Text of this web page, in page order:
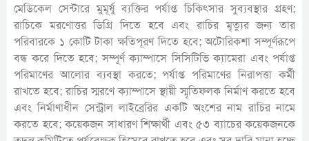
মেডিকেল সেন্টারে মুমূর্ষু ব্যক্তির পর্যাপ্ত চিকিৎসার সুব্যবস্থার গ্রহণ;
রাচিকে মরণোত্তর ডিগ্রি দিতে হবে এবং রাচির মৃত্যুর জন্য তার
পরিবারকে ১ কোটি টাকা ক্ষতিপূরণ দিতে হবে; অটোরিকশা সম্পূর্ণরূপে
বন্ধ করে দিতে হবে; সম্পূর্ণ ক্যাম্পাসে সিসিটিভি ক্যামেরা এবং পর্যাপ্ত
পরিমাণের আলোর ব্যবস্থা করতে; পর্যাপ্ত পরিমাণের নিরাপত্তা কর্মী
রাখতে হবে; রাচির স্মরণে ক্যাম্পাসে স্থায়ী স্মৃতিফলক নির্মাণ করতে হবে
এবং নির্মাণাধীন সেন্ট্রাল লাইব্রেরির একটি অংশের নাম রাচির নামে
করতে হবে; কয়েকজন সাধারণ শিক্ষার্থী এবং ৫৩ ব্যাচের কয়েকজনকে